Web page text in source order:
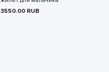
3550.00 RUB